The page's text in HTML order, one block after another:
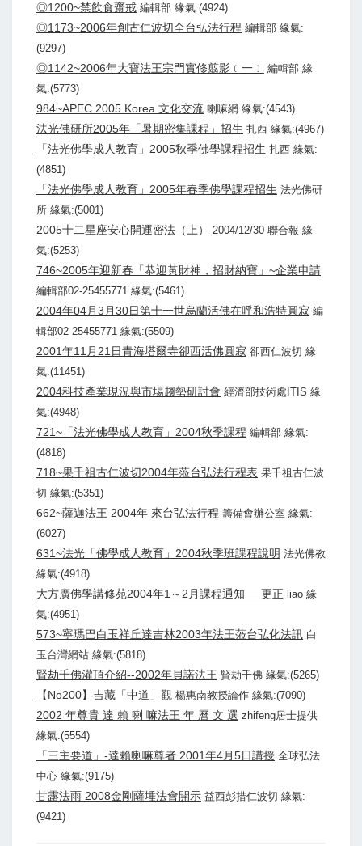
◎1200~禁飲食齋戒 編輯部 緣氣:(4924)
◎1173~2006年創古仁波切全台弘法行程 編輯部 緣氣:
(9297)
◎1142~2006年大寶法王宗門實修翦影﹝一﹞
編輯部 緣
氣:(5773)
984~APEC 2005 Korea 文化交流 喇嘛網 緣氣:(4543)
法光佛研所2005年「暑期密集課程」招生 扎西 緣氣:(4967)
「法光佛學成人教育」2005秋季佛學課程招生 扎西 緣氣:
(4851)
「法光佛學成人教育」2005年春季佛學課程招生 法光佛研
所 緣氣:(5001)
2005十二星座安心開運密法（上）
2004/12/30 聯合報 緣
氣:(5253)
746~2005年迎新春「恭迎黃財神，招財納寶」~企業申請
編輯部02-25455771 緣氣:(5461)
2004年04月3月30日第十一世烏蘭活佛在呼和浩特圓寂 編
輯部02-25455771 緣氣:(5509)
2001年11月21日青海塔爾寺卻西活佛圓寂 卻西仁波切 緣
氣:(11451)
2004科技產業現況與市場趨勢研討會 經濟部技術處ITIS 緣
氣:(4948)
721~「法光佛學成人教育」2004秋季課程 編輯部 緣氣:
(4818)
718~果千祖古仁波切2004年蒞台弘法行程表 果千祖古仁波
切 緣氣:(5351)
662~薩迦法王 2004年 來台弘法行程 籌備會辦公室 緣氣:
(6027)
631~法光「佛學成人教育」2004秋季班課程說明 法光佛教
緣氣:(4918)
大方廣佛學講修苑2004年1～2月課程通知──更正 liao 緣
氣:(4951)
573~寧瑪巴白玉祥丘達吉林2003年法王蒞台弘化法訊 白
玉台灣網站 緣氣:(5818)
賢劫千佛灌頂介紹--2002年貝諾法王 賢劫千佛 緣氣:(5265)
【No200】吉藏「中道」觀 楊惠南教授論作 緣氣:(7090)
2002 年尊貴 達 賴 喇 嘛法王 年 曆 文 選 zhifeng居士提供
緣氣:(5554)
「三主要道」-達賴喇嘛尊者 2001年4月5日講授 全球弘法
中心 緣氣:(9175)
甘露法雨 2008金剛薩埵法會開示 益西彭措仁波切 緣氣:
(9421)